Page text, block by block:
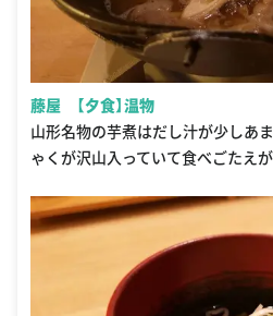
藤屋 【夕食】温物
山形名物の芋煮はだし汁が少しあ
ゃくが沢山入っていて食べごたえが